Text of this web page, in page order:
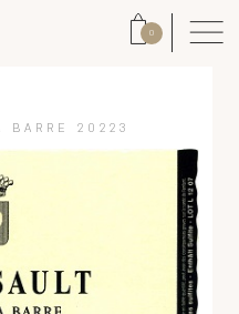
0
BARRE 20223